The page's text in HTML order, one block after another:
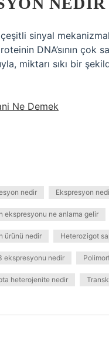
sinyal
DNA’sının çok
miktarı sıkı bir
Ne Demek
nedir Ekspresyon
ekspresyonu ne anlama gelir
ürünü nedir Heterozigot
ekspresyonu nedir
heterojenite nedir